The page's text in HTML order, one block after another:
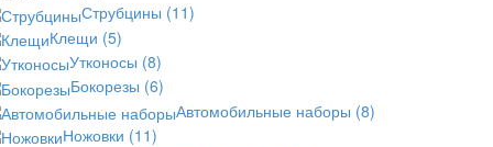
Струбцины (11)
Клещи (5)
Утконосы (8)
Бокорезы (6)
Автомобильные наборы (8)
Ножовки (11)